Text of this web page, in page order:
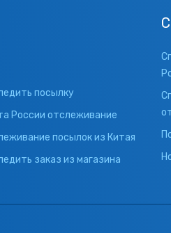
посылку
России отслеживание
посылок из Китая
заказ из магазина